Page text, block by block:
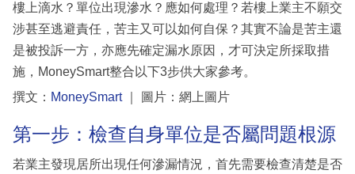
區
樓上滴水？單位出現滲水？應如何處理？若樓上業主不願交
涉甚至逃避責任，苦主又可以如何自保？其實不論是苦主還
是被投訴一方，亦應先確定漏水原因，才可決定所採取措
施，MoneySmart整合以下3步供大家參考。
撰文： MoneySmart｜ 圖片：網上圖片
第一步：檢查自身單位是否屬問題根源
若業主發現居所出現任何滲漏情況，首先需要檢查清楚是否